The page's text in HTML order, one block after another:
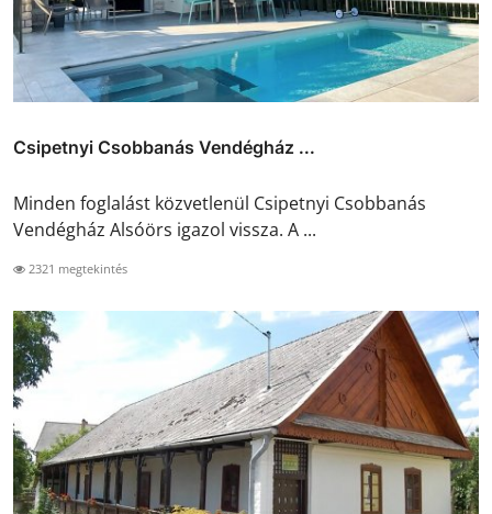
Csipetnyi Csobbanás Vendégház ...
Minden foglalást közvetlenül Csipetnyi Csobbanás
Vendégház Alsóörs igazol vissza. A ...
2321 megtekintés